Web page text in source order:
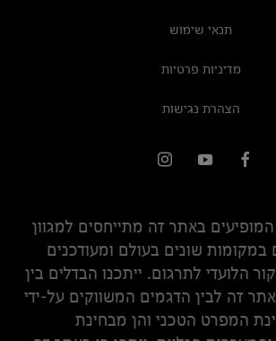
תנאי שימוש
מדיניות פרטיות
הצהרת נגישות
באתר זה מתייחסים למגוון
שונים בעולם ומעודכנים
הלועדי לתרגום. ייתכנו הבדלים בין
זה לבין הדגמים המשווקים על-ידי
המפרט הטכני והן מבחינת